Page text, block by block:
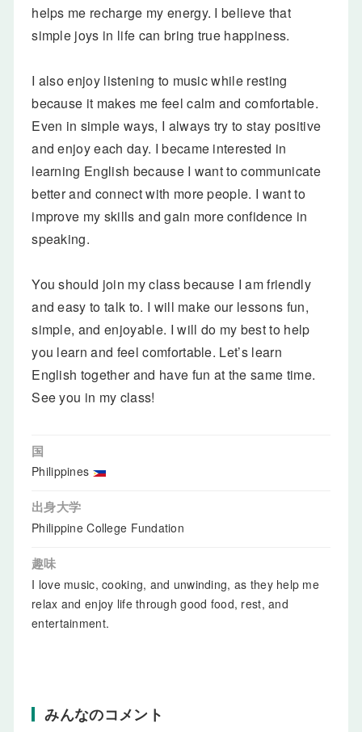
helps me recharge my energy. I believe that
simple joys in life can bring true happiness.
I also enjoy listening to music while resting
because it makes me feel calm and comfortable.
Even in simple ways, I always try to stay positive
and enjoy each day. I became interested in
learning English because I want to communicate
better and connect with more people. I want to
improve my skills and gain more confidence in
speaking.
You should join my class because I am friendly
and easy to talk to. I will make our lessons fun,
simple, and enjoyable. I will do my best to help
you learn and feel comfortable. Let’s learn
English together and have fun at the same time.
See you in my class!
国
Philippines
出身大学
Philippine College Fundation
趣味
I love music, cooking, and unwinding, as they help me
relax and enjoy life through good food, rest, and
entertainment.
みんなのコメント